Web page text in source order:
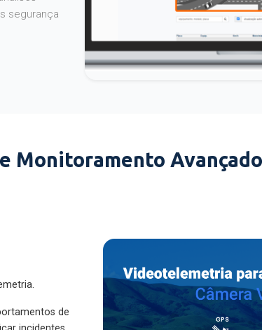
segurança
Monitoramento Avançado
de
incidentes